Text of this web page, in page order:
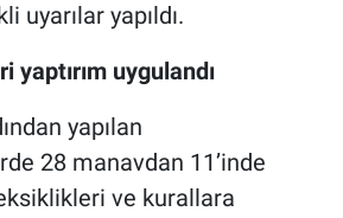
uyarılar yapıldı.
yaptırım uygulandı
yapılan
28 manavdan 11’inde
ve kurallara